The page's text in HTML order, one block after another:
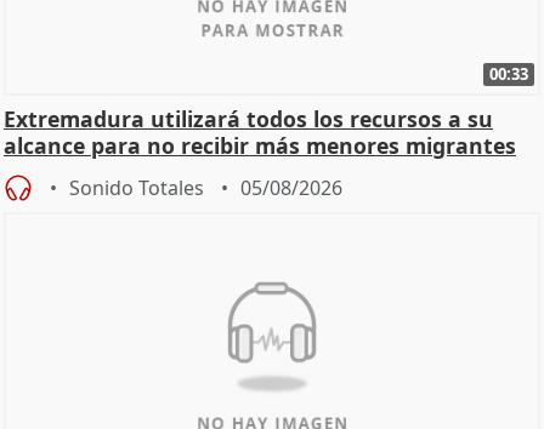
00:33
Extremadura utilizará todos los recursos a su
alcance para no recibir más menores migrantes
Sonido Totales 05/08/2026